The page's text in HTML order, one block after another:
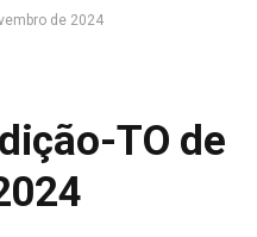
de 2024
TO de